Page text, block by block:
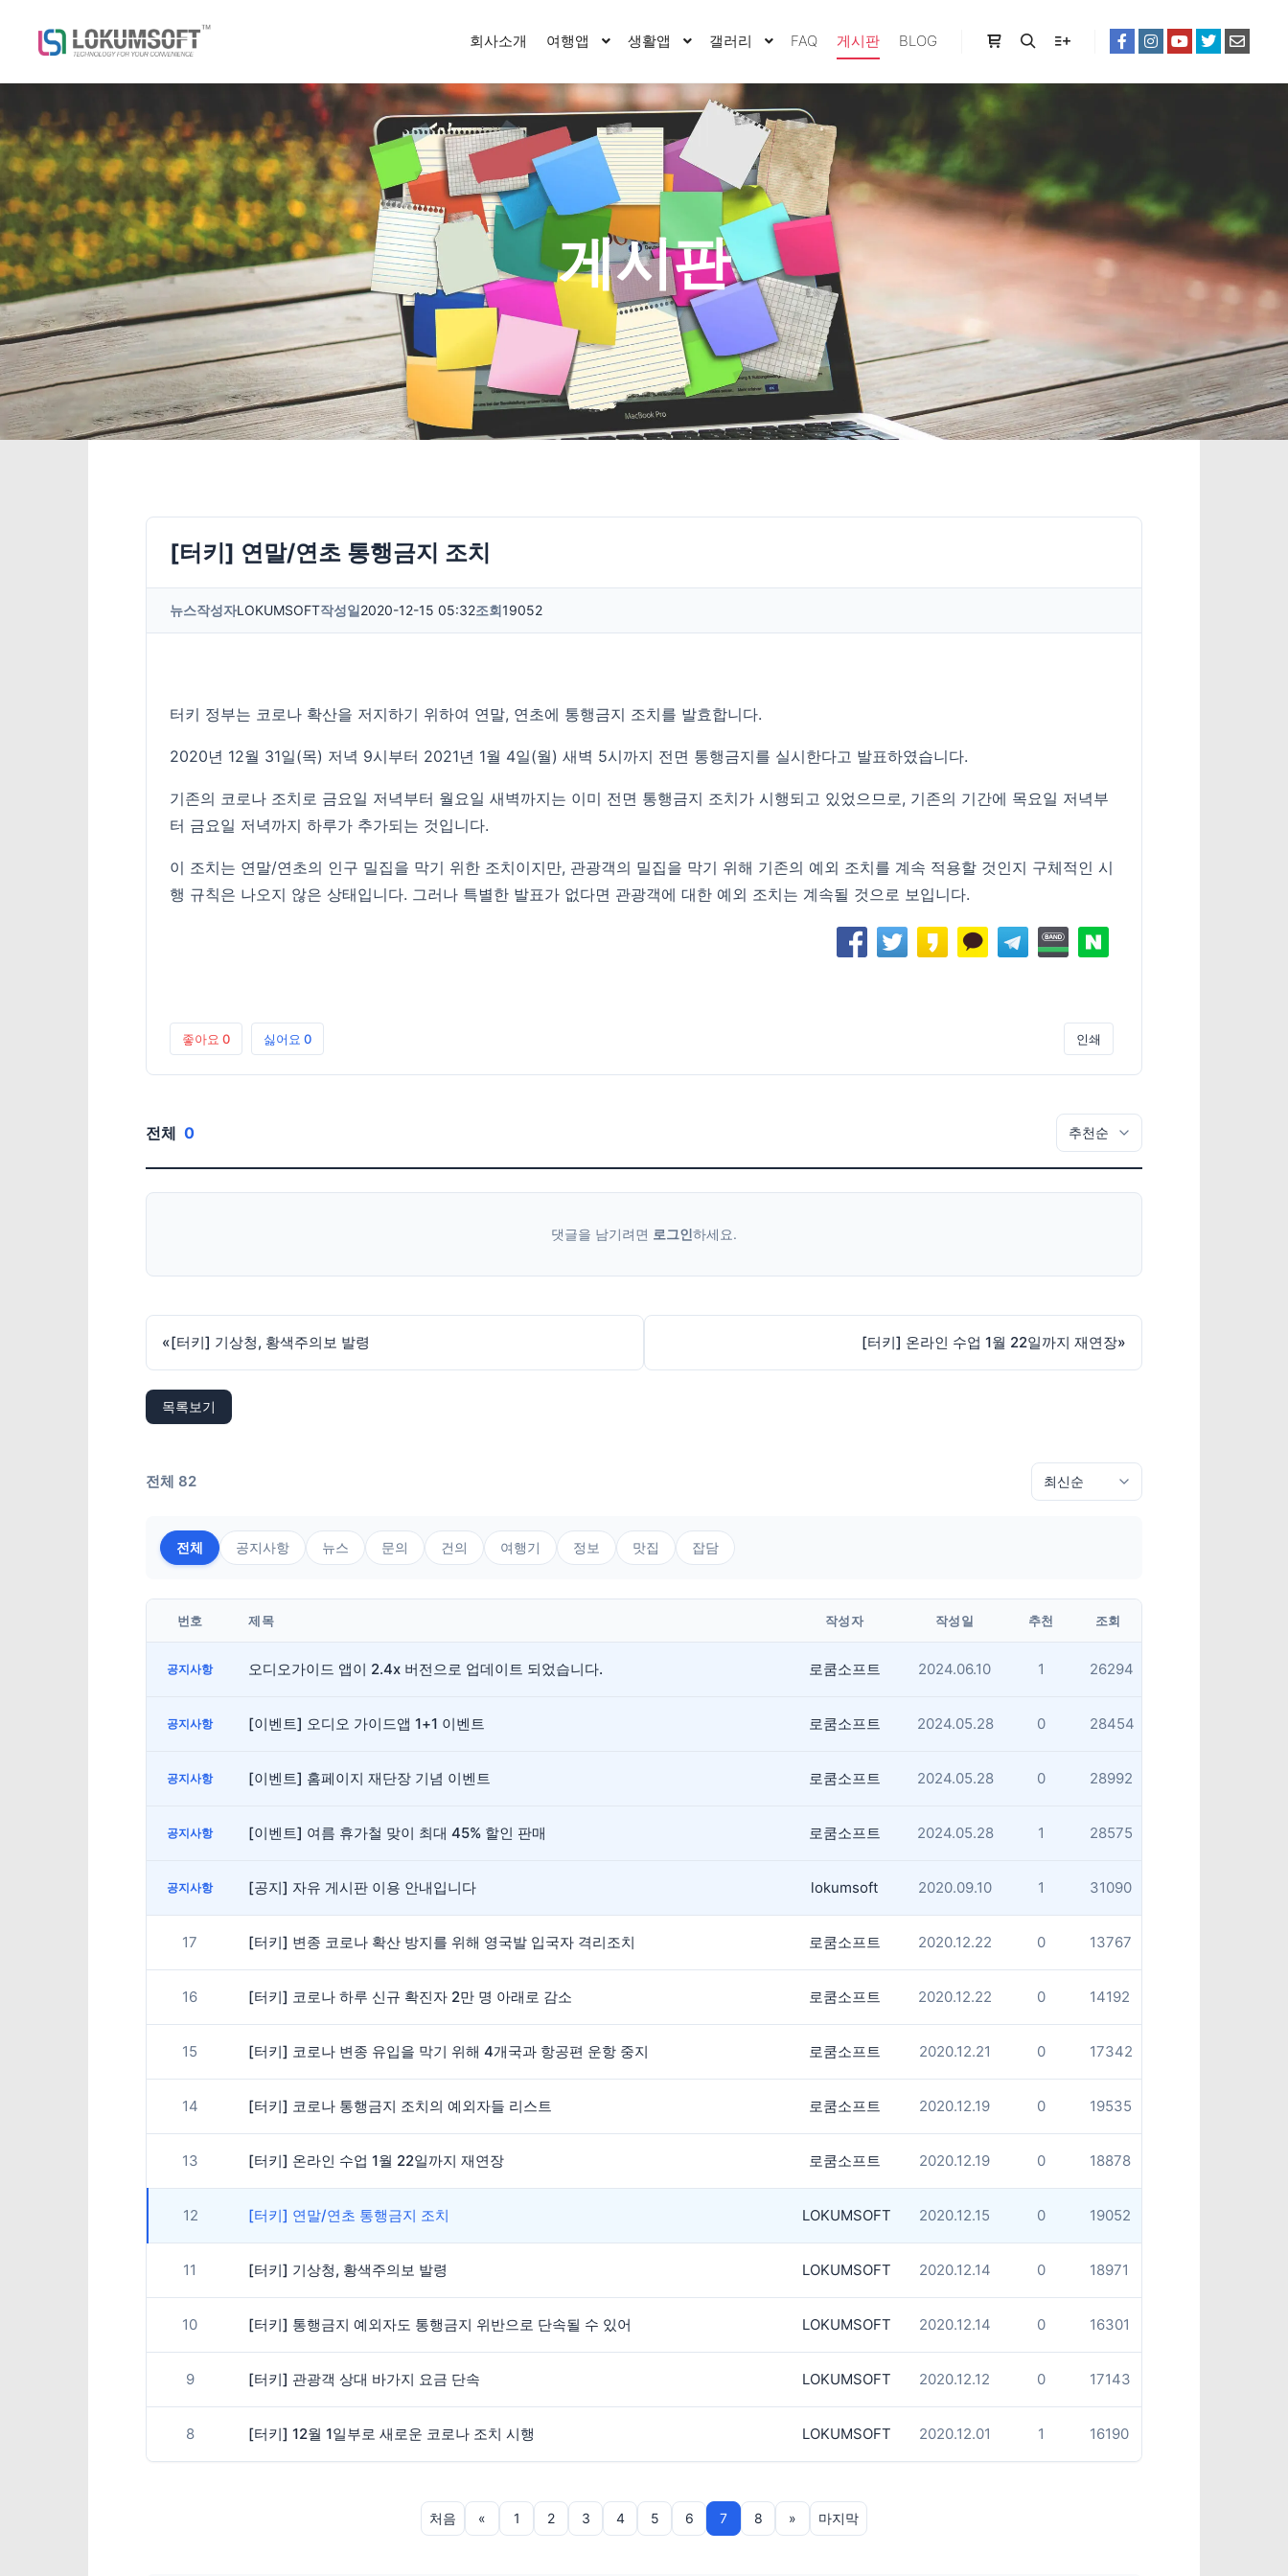
회사소개 여행앱 생활앱 갤러리 FAQ 게시판 BLOG
게시판
[터키] 연말/연초 통행금지 조치
뉴스작성자LOKUMSOFT작성일2020-12-15 05:32조회19052
터키 정부는 코로나 확산을 저지하기 위하여 연말, 연초에 통행금지 조치를 발효합니다.
2020년 12월 31일(목) 저녁 9시부터 2021년 1월 4일(월) 새벽 5시까지 전면 통행금지를 실시한다고 발표하였습니다.
기존의 코로나 조치로 금요일 저녁부터 월요일 새벽까지는 이미 전면 통행금지 조치가 시행되고 있었으므로, 기존의 기간에 목요일 저녁부
터 금요일 저녁까지 하루가 추가되는 것입니다.
이 조치는 연말/연초의 인구 밀집을 막기 위한 조치이지만, 관광객의 밀집을 막기 위해 기존의 예외 조치를 계속 적용할 것인지 구체적인 시
행 규칙은 나오지 않은 상태입니다. 그러나 특별한 발표가 없다면 관광객에 대한 예외 조치는 계속될 것으로 보입니다.
좋아요 0 싫어요 0 인쇄
전체 0
댓글을 남기려면 로그인하세요.
«[터키] 기상청, 황색주의보 발령 [터키] 온라인 수업 1월 22일까지 재연장»
목록보기
전체 82
전체 공지사항 뉴스 문의 건의 여행기 정보 맛집 잡담
번호 제목 작성자 작성일 추천 조회
공지사항 오디오가이드 앱이 2.4x 버전으로 업데이트 되었습니다. 로쿰소프트 2024.06.10 1 26294
공지사항 [이벤트] 오디오 가이드앱 1+1 이벤트 로쿰소프트 2024.05.28 0 28454
공지사항 [이벤트] 홈페이지 재단장 기념 이벤트 로쿰소프트 2024.05.28 0 28992
공지사항 [이벤트] 여름 휴가철 맞이 최대 45% 할인 판매 로쿰소프트 2024.05.28 1 28575
공지사항 [공지] 자유 게시판 이용 안내입니다 lokumsoft 2020.09.10 1 31090
17 [터키] 변종 코로나 확산 방지를 위해 영국발 입국자 격리조치 로쿰소프트 2020.12.22 0 13767
16 [터키] 코로나 하루 신규 확진자 2만 명 아래로 감소 로쿰소프트 2020.12.22 0 14192
15 [터키] 코로나 변종 유입을 막기 위해 4개국과 항공편 운항 중지 로쿰소프트 2020.12.21 0 17342
14 [터키] 코로나 통행금지 조치의 예외자들 리스트 로쿰소프트 2020.12.19 0 19535
13 [터키] 온라인 수업 1월 22일까지 재연장 로쿰소프트 2020.12.19 0 18878
12 [터키] 연말/연초 통행금지 조치 LOKUMSOFT 2020.12.15 0 19052
11 [터키] 기상청, 황색주의보 발령 LOKUMSOFT 2020.12.14 0 18971
10 [터키] 통행금지 예외자도 통행금지 위반으로 단속될 수 있어 LOKUMSOFT 2020.12.14 0 16301
9 [터키] 관광객 상대 바가지 요금 단속 LOKUMSOFT 2020.12.12 0 17143
8 [터키] 12월 1일부로 새로운 코로나 조치 시행 LOKUMSOFT 2020.12.01 1 16190
처음 « 1 2 3 4 5 6 7 8 » 마지막